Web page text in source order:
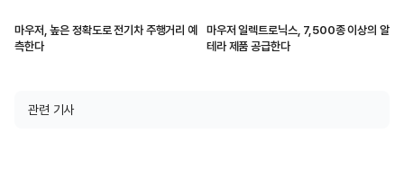
마우저, 높은 정확도로 전기차 주행거리 예
측한다
마우저 일렉트로닉스, 7,500종 이상의 알
테라 제품 공급한다
관련 기사